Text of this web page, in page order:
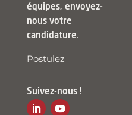
équipes, envoyez-
nous votre
candidature.
Postulez
Suivez-nous !